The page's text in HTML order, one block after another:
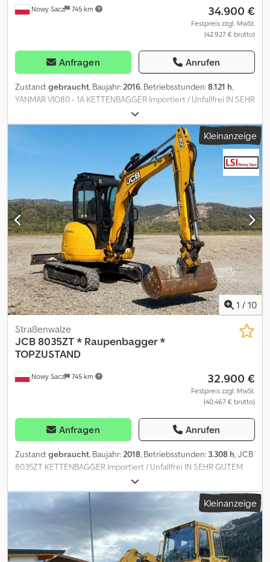
Nowy Sacz 745 km 34.900 €
Festpreis zzgl. MwSt.
(42.927 € brutto)
Anfragen Anrufen
Zustand:gebraucht, Baujahr:2016, Betriebsstunden:8.121 h,
YANMAR VIO80 - 1A KETTENBAGGER Importiert / Unfallfrei IN SEHR
GUTEM ZUSTAND! BAUJAHR: 2016 BETRIEBSSTUNDEN: 8121 Std.
AUSSTATTUNG: - Radio - Klimaanlage - Joysticklenkung -
Hydraulikleitung für Schnellwechsler - Hydraulikleitungen für
Hammer/Greifer/Schere - Rückfahrkamera TEL: * KUBA –
POLNISCH, ENGLISCH, DEUTSCH, ITALIENISCH * SEBASTIAN –
POLNISCH, DEUTSCH, ITALIENISCH, ????? * LASZLO – UNGARISCH
* COSTEL – RUMÄNISCH (Wir erledigen alle Exportformalitäten
inkl. Nummernschild) RADEK – ????? Cedjw I I Nbopfx Ahzeha
Kleinanzeige
1 / 10
Nowy Sacz 745 km
Straßenwalze
JCB8035ZT * Raupenbagger *
TOPZUSTAND
32.900 €
Festpreis zzgl. MwSt.
(40.467 € brutto)
Anfragen Anrufen
Zustand:gebraucht, Baujahr:2018, Betriebsstunden: 3.308 h, JCB
8035ZT KETTENBAGGER Importiert / Unfallfrei IN SEHR GUTEM
ZUSTAND! ⦁ BAUJAHR: 2018 ⦁ BETRIEBSSTUNDEN: 3308 Std.
AUSSTATTUNG: ⦁ Radio ⦁ Klimaanlage ⦁ Joystick-Steuerung ⦁
Hydraulikleitung für Schnellwechsler Chsdpey Hnzpofx Ahzea ⦁
Hydraulikleitungen für Hammer/Greifer/Schere ⦁ Rückfahrkamera
⦁ Hydraulikhammer ⦁ 3 x Tieflöffel TEL.: * KUBA – POLNISCH,
ENGLISCH, DEUTSCH, ITALIENISCH * SEBASTIAN – POLNISCH,
DEUTSCH, ITALIENISCH, ????? * LASZLO – UNGARISCH * COSTEL
Kleinanzeige